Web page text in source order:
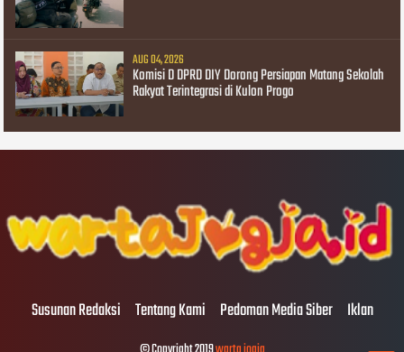
AUG 04, 2026
Komisi D DPRD DIY Dorong Persiapan Matang Sekolah
Rakyat Terintegrasi di Kulon Progo
Susunan Redaksi Tentang Kami Pedoman Media Siber Iklan